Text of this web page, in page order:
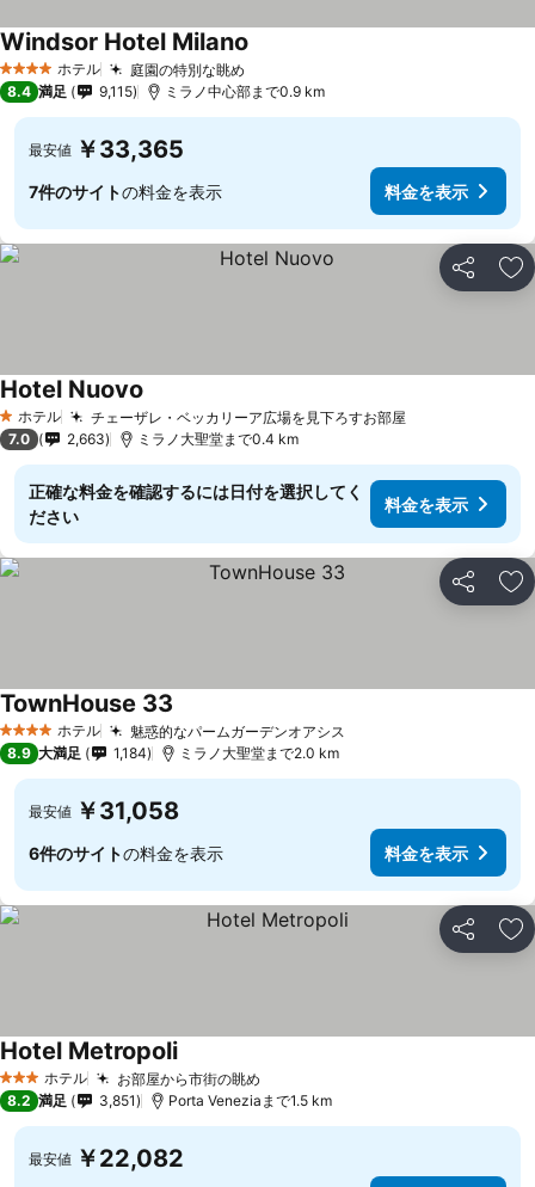
4 ホテルのランク
ホテル 庭園の特別な眺め
Windsor Hotel Milano
8.4 満足 9,115 ミラノ中心部まで0.9 km
最安値 ￥33,365
7件のサイトの料金を表示 料金を表示
シェア お
1 ホテルのランク
ホテル チェーザレ・ベッカリーア広場を見下ろすお部屋
Hotel Nuovo
7.0 2,663 ミラノ大聖堂まで0.4 km
正確な料金を確認するには日付を選択してく
ださい
料金を表示
シェア お
4 ホテルのランク
ホテル 魅惑的なパームガーデンオアシス
TownHouse 33
8.9 大満足 1,184 ミラノ大聖堂まで2.0 km
最安値 ￥31,058
6件のサイトの料金を表示 料金を表示
シェア お
3 ホテルのランク
ホテル お部屋から市街の眺め
Hotel Metropoli
8.2 満足 3,851 Porta Veneziaまで1.5 km
最安値 ￥22,082